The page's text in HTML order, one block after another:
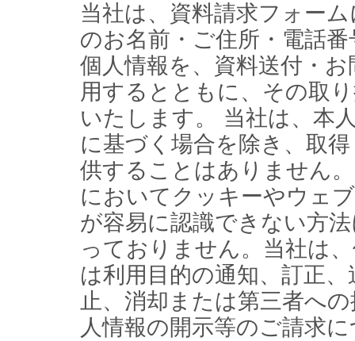
当社は、資料請求フォー
のお名前・ご住所・電話
個人情報を、資料送付・
用するとともに、その取
いたします。 当社は、本
に基づく場合を除き、取
供することはありません
においてクッキーやウェ
が容易に認識できない方
っておりません。当社は
は利用目的の通知、訂正
止、消却または第三者へ
人情報の開示等のご請求